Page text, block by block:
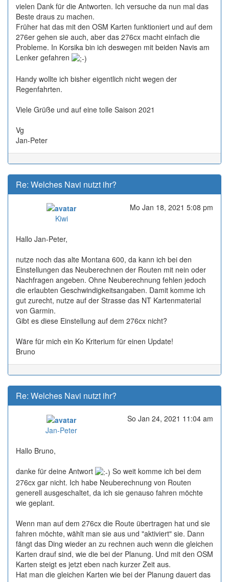
vielen Dank für die Antworten. Ich versuche da nun mal das
Beste draus zu machen.
Früher hat das mit den OSM Karten funktioniert und auf dem
276er gehen sie auch, aber das 276cx macht einfach die
Probleme. In Korsika bin ich deswegen mit beiden Navis am
Lenker gefahren
Handy wollte ich bisher eigentlich nicht wegen der
Regenfahrten.
Viele Grüße und auf eine tolle Saison 2021
Vg
Jan-Peter
Re: Welches Navi nutzt ihr?
KiwiOnline
Mo Jan 18, 2021 5:08 pm
Hallo Jan-Peter,
nutze noch das alte Montana 600, da kann ich bei den
Einstellungen das Neuberechnen der Routen mit nein oder
Nachfragen angeben. Ohne Neuberechnung fehlen jedoch
die erlaubten Geschwindigkeitsangaben. Damit komme ich
gut zurecht, nutze auf der Strasse das NT Kartenmaterial
von Garmin.
Gibt es diese Einstellung auf dem 276cx nicht?
Wäre für mich ein Ko Kriterium für einen Update!
Bruno
Re: Welches Navi nutzt ihr?
Jan-PeterOnline
So Jan 24, 2021 11:04 am
Hallo Bruno,
danke für deine Antwort
So weit komme ich bei dem
276cx gar nicht. Ich habe Neuberechnung von Routen
generell ausgeschaltet, da ich sie genauso fahren möchte
wie geplant.
Wenn man auf dem 276cx die Route übertragen hat und sie
fahren möchte, wählt man sie aus und "aktiviert" sie. Dann
fängt das Ding wieder an zu rechnen auch wenn die gleichen
Karten drauf sind, wie die bei der Planung. Und mit den OSM
Karten steigt es jetzt eben nach kurzer Zeit aus.
Hat man die gleichen Karten wie bei der Planung dauert das